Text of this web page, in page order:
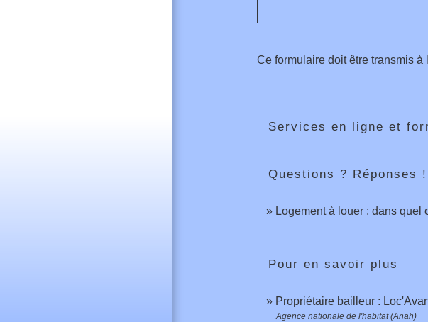
Ce formulaire doit être transmis à
Services en ligne et
Questions ? Réponses !
Logement à louer : dans
Pour en savoir plus
Propriétaire bailleur :
Agence nationale de l'habitat (Anah)